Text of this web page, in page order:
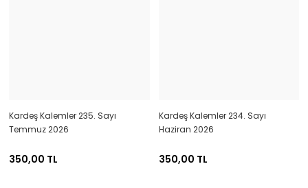
Kardeş Kalemler 235. Sayı
Temmuz 2026
350,00 TL
Kardeş Kalemler 234. Sayı
Haziran 2026
350,00 TL